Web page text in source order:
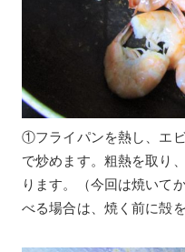
①フライパンを熱し、エ
で炒めます。粗熱を取り
ります。（今回は焼いて
べる場合は、焼く前に殻